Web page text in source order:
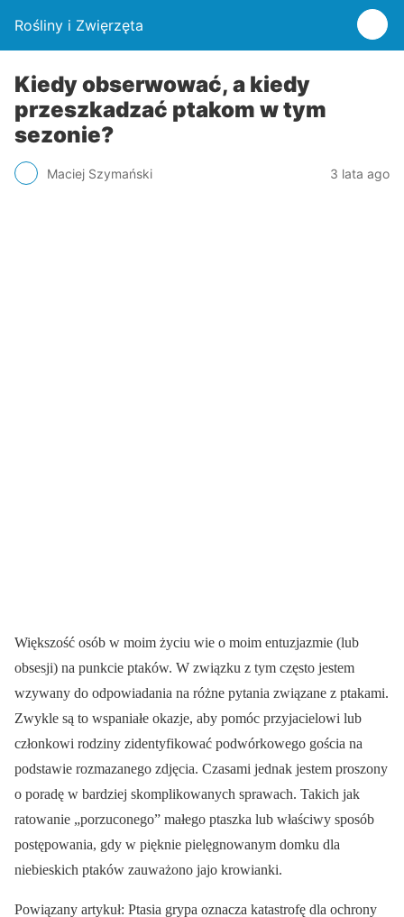
Rośliny i Zwięrzęta
Kiedy obserwować, a kiedy
przeszkadzać ptakom w tym
sezonie?
Maciej Szymański 3 lata ago
Większość osób w moim życiu wie o moim entuzjazmie (lub
obsesji) na punkcie ptaków. W związku z tym często jestem
wzywany do odpowiadania na różne pytania związane z ptakami.
Zwykle są to wspaniałe okazje, aby pomóc przyjacielowi lub
członkowi rodziny zidentyfikować podwórkowego gościa na
podstawie rozmazanego zdjęcia. Czasami jednak jestem proszony
o poradę w bardziej skomplikowanych sprawach. Takich jak
ratowanie „porzuconego” małego ptaszka lub właściwy sposób
postępowania, gdy w pięknie pielęgnowanym domku dla
niebieskich ptaków zauważono jajo krowianki.
Powiązany artykuł: Ptasia grypa oznacza katastrofę dla ochrony